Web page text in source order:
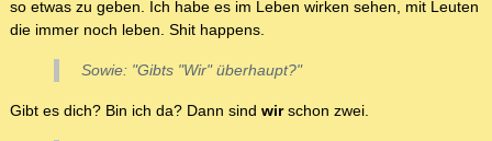
so etwas zu geben. Ich habe es im Leben wirken sehen, mit Leuten
die immer noch leben. Shit happens.
Sowie: "Gibts "Wir" überhaupt?"
Gibt es dich? Bin ich da? Dann sind wirschon zwei.